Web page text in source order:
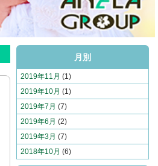
月別
2019年11月 (1)
2019年10月 (1)
2019年7月 (7)
2019年6月 (2)
2019年3月 (7)
2018年10月 (6)